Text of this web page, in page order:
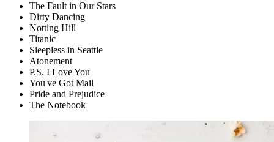
The Fault in Our Stars
Dirty Dancing
Notting Hill
Titanic
Sleepless in Seattle
Atonement
P.S. I Love You
You've Got Mail
Pride and Prejudice
The Notebook